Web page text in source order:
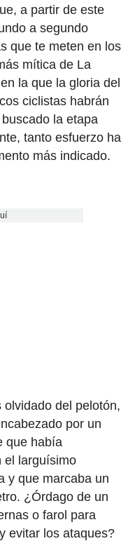
a partir de este
a segundo
que te meten en los
mítica de La
la que la gloria del
ciclistas habrán
la etapa
tanto esfuerzo ha
más indicado.
del pelotón,
por un
que había
el larguísimo
y que marcaba un
¿Órdago de un
o farol para
evitar los ataques?